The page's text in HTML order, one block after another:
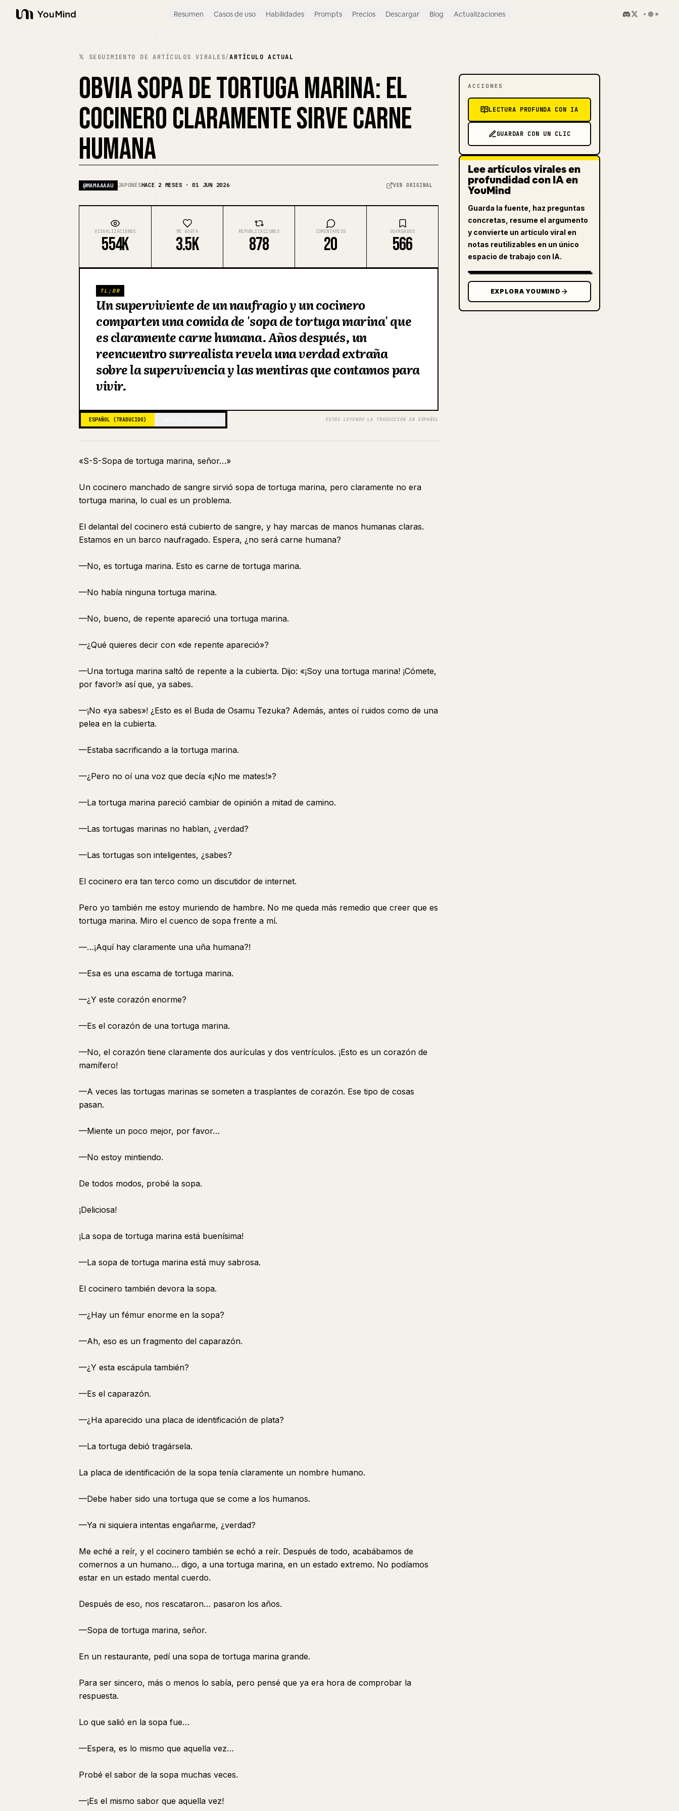
YouMind
Resumen Casos de uso Habilidades Prompts Precios Descargar Blog Actualizaciones
𝕏 SEGUIMIENTO DE ARTÍCULOS VIRALES/ARTÍCULO ACTUAL
OBVIA SOPA DE TORTUGA MARINA: EL
COCINERO CLARAMENTE SIRVE CARNE
HUMANA
@MAMAAAAU JAPONÉSHACE 2 MESES · 01 JUN 2026 VER ORIGINAL
VISUALIZACIONES
554K
ME GUSTA
3.5K
REPUBLICACIONES
878
COMENTARIOS
20
GUARDADOS
566
TL;DR
Un superviviente de un naufragio y un cocinero
comparten una comida de 'sopa de tortuga marina' que
es claramente carne humana. Años después, un
reencuentro surrealista revela una verdad extraña
sobre la supervivencia y las mentiras que contamos para
vivir.
ESPAÑOL (TRADUCIDO) ESTÁS LEYENDO LA TRADUCCIÓN EN ESPAÑOL
«S-S-Sopa de tortuga marina, señor…»
Un cocinero manchado de sangre sirvió sopa de tortuga marina, pero claramente no era
tortuga marina, lo cual es un problema.
El delantal del cocinero está cubierto de sangre, y hay marcas de manos humanas claras.
Estamos en un barco naufragado. Espera, ¿no será carne humana?
—No, es tortuga marina. Esto es carne de tortuga marina.
—No había ninguna tortuga marina.
—No, bueno, de repente apareció una tortuga marina.
—¿Qué quieres decir con «de repente apareció»?
—Una tortuga marina saltó de repente a la cubierta. Dijo: «¡Soy una tortuga marina! ¡Cómete,
por favor!» así que, ya sabes.
—¡No «ya sabes»! ¿Esto es el Buda de Osamu Tezuka? Además, antes oí ruidos como de una
pelea en la cubierta.
—Estaba sacrificando a la tortuga marina.
—¿Pero no oí una voz que decía «¡No me mates!»?
—La tortuga marina pareció cambiar de opinión a mitad de camino.
—Las tortugas marinas no hablan, ¿verdad?
—Las tortugas son inteligentes, ¿sabes?
El cocinero era tan terco como un discutidor de internet.
Pero yo también me estoy muriendo de hambre. No me queda más remedio que creer que es
tortuga marina. Miro el cuenco de sopa frente a mí.
—…¡Aquí hay claramente una uña humana?!
—Esa es una escama de tortuga marina.
—¿Y este corazón enorme?
—Es el corazón de una tortuga marina.
—No, el corazón tiene claramente dos aurículas y dos ventrículos. ¡Esto es un corazón de
mamífero!
—A veces las tortugas marinas se someten a trasplantes de corazón. Ese tipo de cosas
pasan.
—Miente un poco mejor, por favor…
—No estoy mintiendo.
De todos modos, probé la sopa.
¡Deliciosa!
¡La sopa de tortuga marina está buenísima!
—La sopa de tortuga marina está muy sabrosa.
El cocinero también devora la sopa.
—¿Hay un fémur enorme en la sopa?
—Ah, eso es un fragmento del caparazón.
—¿Y esta escápula también?
—Es el caparazón.
—¿Ha aparecido una placa de identificación de plata?
—La tortuga debió tragársela.
La placa de identificación de la sopa tenía claramente un nombre humano.
—Debe haber sido una tortuga que se come a los humanos.
—Ya ni siquiera intentas engañarme, ¿verdad?
Me eché a reír, y el cocinero también se echó a reír. Después de todo, acabábamos de
comernos a un humano… digo, a una tortuga marina, en un estado extremo. No podíamos
estar en un estado mental cuerdo.
Después de eso, nos rescataron… pasaron los años.
—Sopa de tortuga marina, señor.
En un restaurante, pedí una sopa de tortuga marina grande.
Para ser sincero, más o menos lo sabía, pero pensé que ya era hora de comprobar la
respuesta.
Lo que salió en la sopa fue…
—Espera, es lo mismo que aquella vez…
Probé el sabor de la sopa muchas veces.
—¡Es el mismo sabor que aquella vez!
ACCIONES
LECTURA PROFUNDA CON IA
GUARDAR CON UN CLIC
Lee artículos virales en
profundidad con IA en
YouMind
Guarda la fuente, haz preguntas
concretas, resume el argumento
y convierte un artículo viral en
notas reutilizables en un único
espacio de trabajo con IA.
EXPLORA YOUMIND